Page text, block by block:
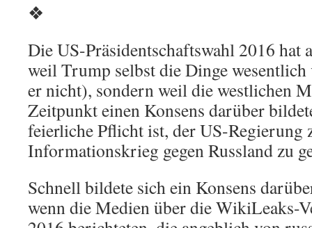
❖
Die US-Präsidentschaftswahl 2016 hat
weil Trump selbst die Dinge wesentlich
er nicht), sondern weil die westlichen
Zeitpunkt einen Konsens darüber
feierliche Pflicht ist, der US-Regierung
Informationskrieg gegen Russland zu
Schnell bildete sich ein Konsens
wenn die Medien über die WikiLeaks-